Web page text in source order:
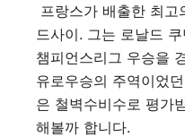
프랑스가 배출한 최
드사이. 그는 로날드
챔피언스리그 우승을
유로우승의 주역이었
은 철벽수비수로 평가
해볼까 합니다.